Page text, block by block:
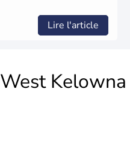
Lire l'article
West Kelowna